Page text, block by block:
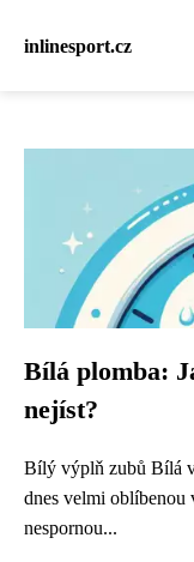
inlinesport.cz
Bílá plomba:
nejíst?
Bílý výplň zubů Bílá
dnes velmi oblíbenou
nespornou...